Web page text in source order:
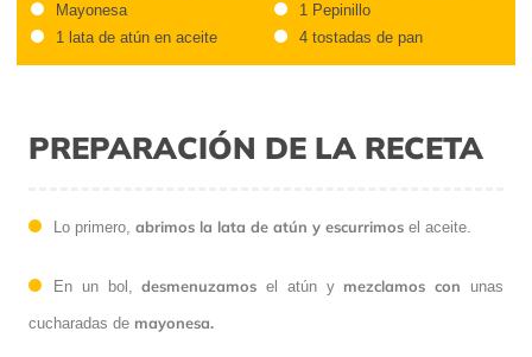
Mayonesa
1 lata de atún en aceite
1 Pepinillo
4 tostadas de pan
PREPARACIÓN DE LA RECETA
Lo primero, abrimos la lata de atún y escurrimos el aceite.
En un bol,desmenuzamos el atún y mezclamos con unas
cucharadas de mayonesa.